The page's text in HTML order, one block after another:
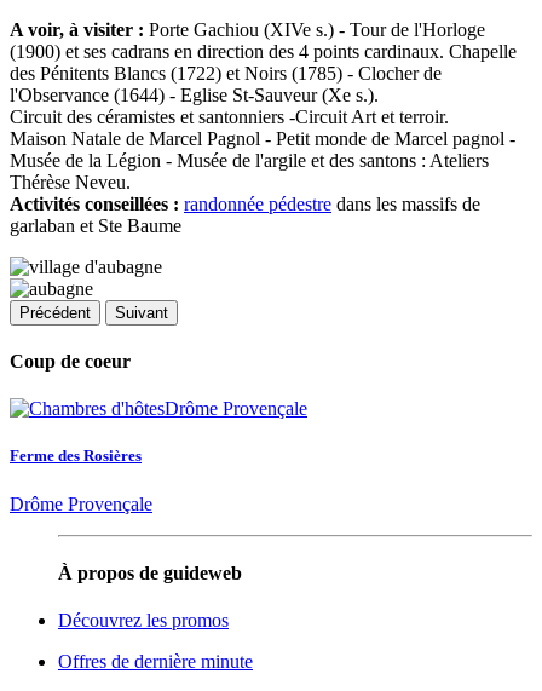
A voir, à visiter : Porte Gachiou (XIVe s.) - Tour de l'Horloge
(1900) et ses cadrans en direction des 4 points cardinaux. Chapelle
des Pénitents Blancs (1722) et Noirs (1785) - Clocher de
l'Observance (1644) - Eglise St-Sauveur (Xe s.).
Circuit des céramistes et santonniers -Circuit Art et terroir.
Maison Natale de Marcel Pagnol - Petit monde de Marcel pagnol -
Musée de la Légion - Musée de l'argile et des santons : Ateliers
Thérèse Neveu.
Activités conseillées : randonnée pédestre dans les massifs de
garlaban et Ste Baume
Précédent Suivant
Coup de coeur
Ferme des Rosières
Drôme Provençale
À propos de guideweb
Découvrez les promos
Offres de dernière minute